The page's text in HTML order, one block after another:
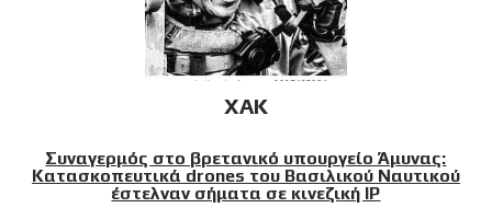
XAK
Συναγερμός στο βρετανικό υπουργείο Άμυνας:
Κατασκοπευτικά drones του Βασιλικού Ναυτικού
έστελναν σήματα σε κινεζική IP